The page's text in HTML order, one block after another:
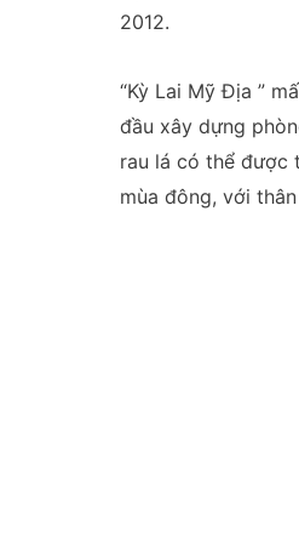
2012.
“Kỳ Lai Mỹ Địa ”
đầu xây dựng
rau lá có thể được
mùa đông, với